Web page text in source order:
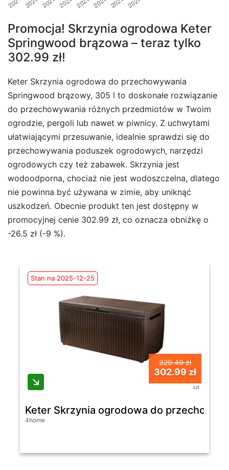
Promocja! Skrzynia ogrodowa Keter
Springwood brązowa – teraz tylko
302.99 zł!
Keter Skrzynia ogrodowa do przechowywania
Springwood brązowy, 305 l to doskonałe rozwiązanie
do przechowywania różnych przedmiotów w Twoim
ogrodzie, pergoli lub nawet w piwnicy. Z uchwytami
ułatwiającymi przesuwanie, idealnie sprawdzi się do
przechowywania poduszek ogrodowych, narzędzi
ogrodowych czy też zabawek. Skrzynia jest
wodoodporna, chociaż nie jest wodoszczelna, dlatego
nie powinna być używana w zimie, aby uniknąć
uszkodzeń. Obecnie produkt ten jest dostępny w
promocyjnej cenie 302.99 zł, co oznacza obniżkę o
-26.5 zł (-9 %).
Stan na 2025-12-25
329.49 zł
302.99 zł
szt
Keter Skrzynia ogrodowa do
4home